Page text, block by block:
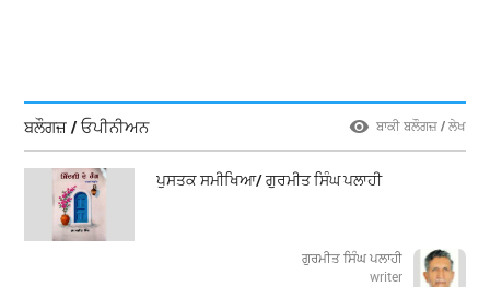
ਬਲੌਗਜ਼ / ਓਪੀਨੀਅਨ ਬਾਕੀ ਬਲੌਗਜ਼ / ਲੇਖ
ਪੁਸਤਕ ਸਮੀਖਿਆ/ ਗੁਰਮੀਤ ਸਿੰਘ ਪਲਾਹੀ
ਗੁਰਮੀਤ ਸਿੰਘ ਪਲਾਹੀ
writer